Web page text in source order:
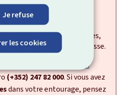
Je refuse
les cookies
qui vous poussent à
de coordonnées bancaires,
ou de mots de passe.
Helpdesk
(+352) 247 82 000. Si vous avez
dans votre entourage, pensez